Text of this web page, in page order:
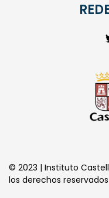
© 2023 | Instituto
los derechos reservados